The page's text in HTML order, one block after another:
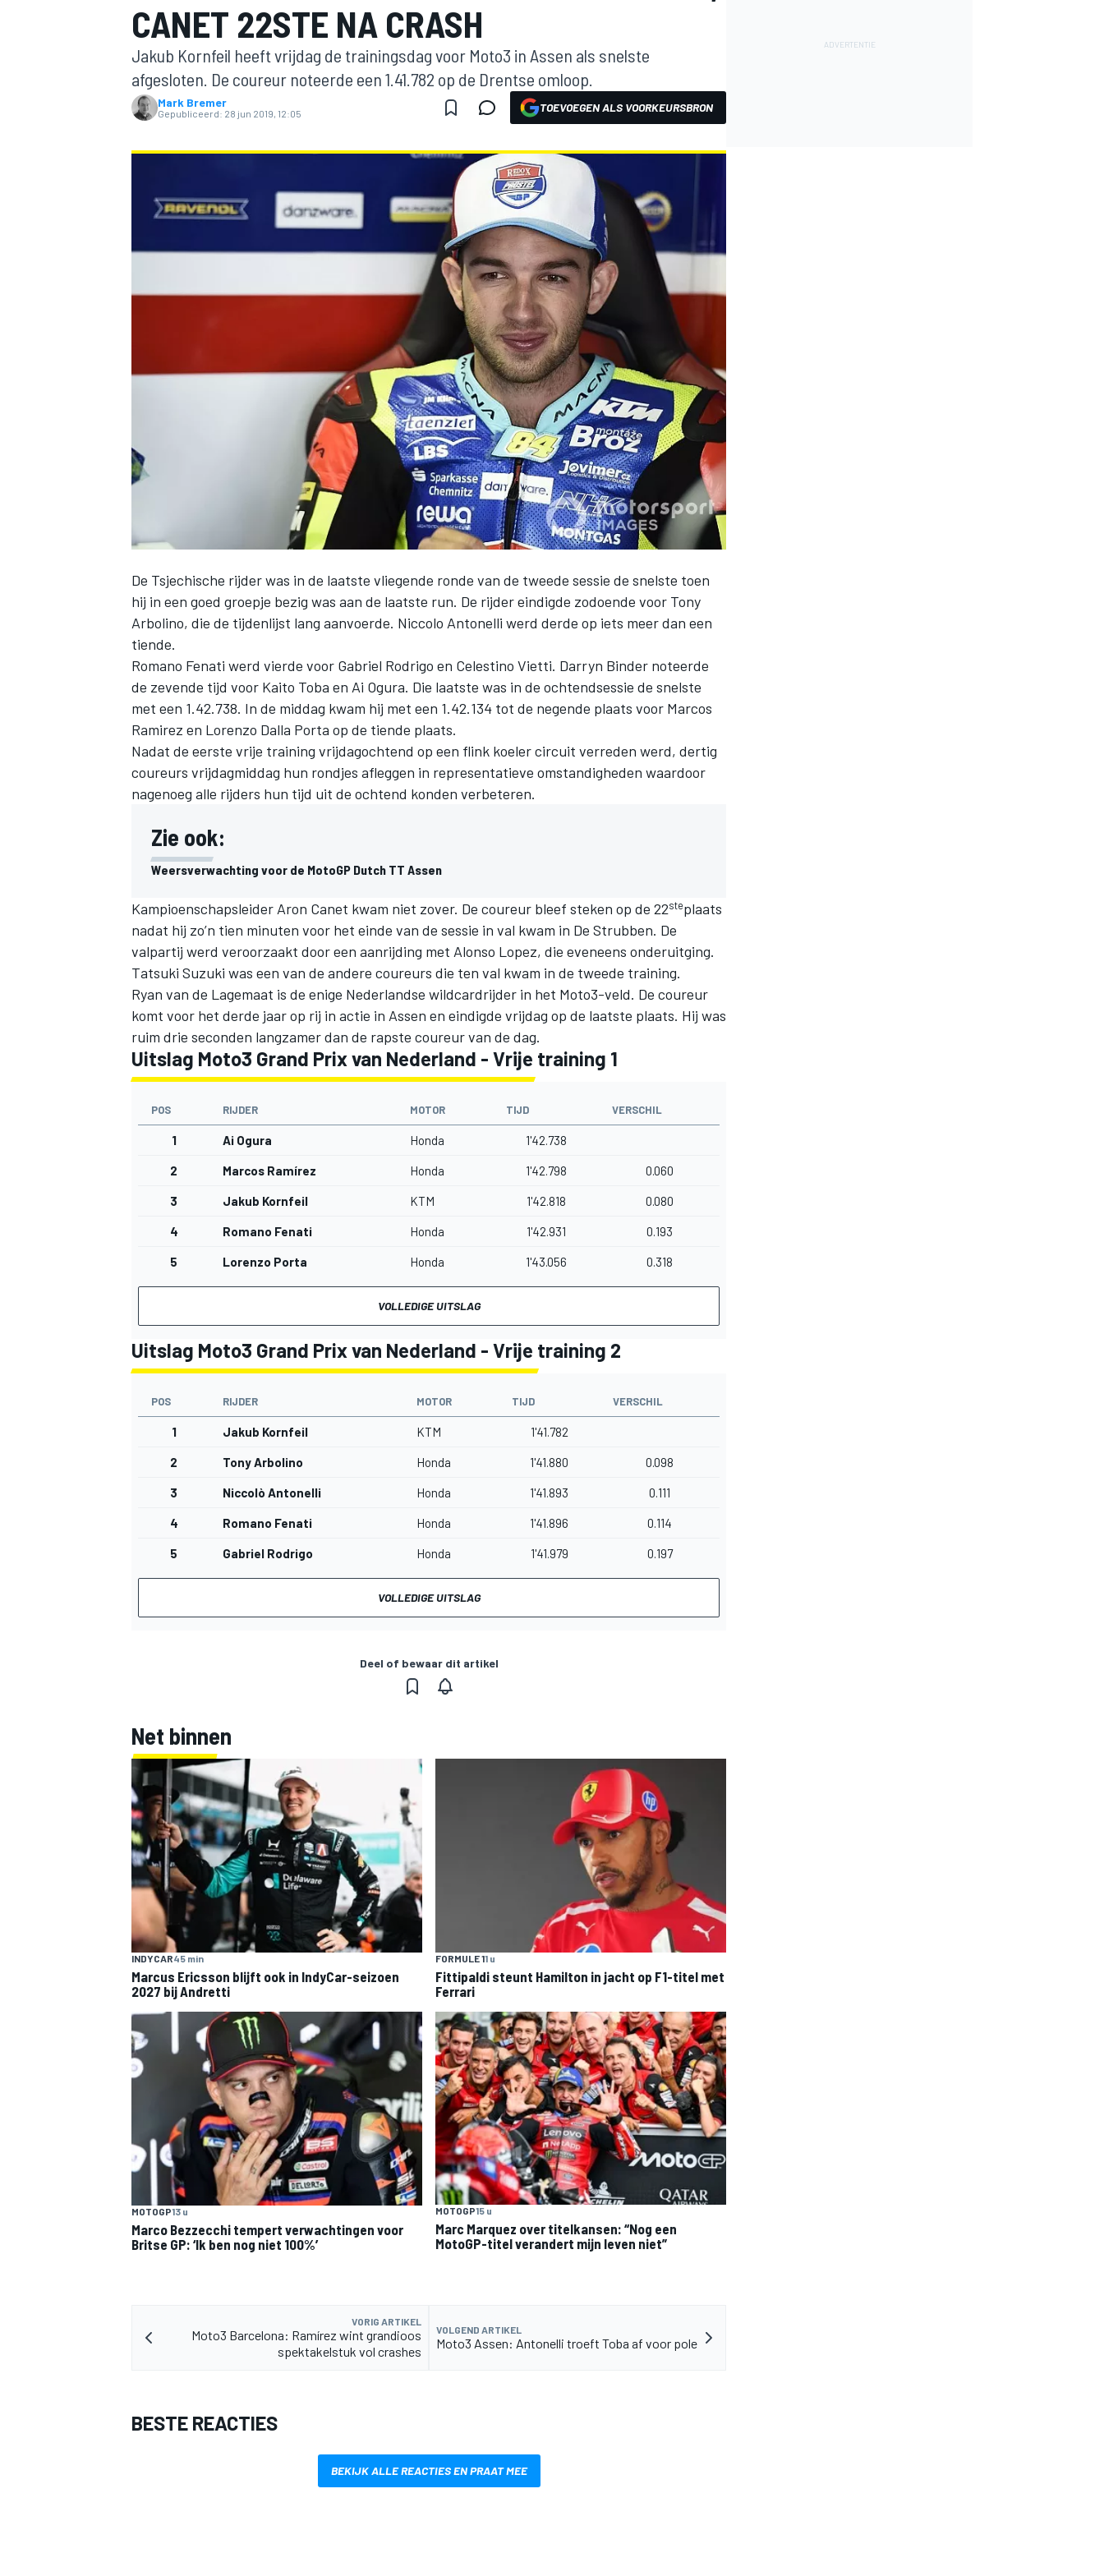
WEC DTM
MEER RACEKLASSEN
CANET 22STE NA CRASH
Jakub Kornfeil heeft vrijdag de trainingsdag voor Moto3 in Assen als snelste
afgesloten. De coureur noteerde een 1.41.782 op de Drentse omloop.
Mark Bremer
Gepubliceerd: 28 jun 2019, 12:05 TOEVOEGEN ALS VOORKEURSBRON
De Tsjechische rijder was in de laatste vliegende ronde van de tweede sessie de snelste toen
hij in een goed groepje bezig was aan de laatste run. De rijder eindigde zodoende voor Tony
Arbolino, die de tijdenlijst lang aanvoerde. Niccolo Antonelli werd derde op iets meer dan een
tiende.
Romano Fenati werd vierde voor Gabriel Rodrigo en Celestino Vietti. Darryn Binder noteerde
de zevende tijd voor Kaito Toba en Ai Ogura. Die laatste was in de ochtendsessie de snelste
met een 1.42.738. In de middag kwam hij met een 1.42.134 tot de negende plaats voor Marcos
Ramirez en Lorenzo Dalla Porta op de tiende plaats.
Nadat de eerste vrije training vrijdagochtend op een flink koeler circuit verreden werd, dertig
coureurs vrijdagmiddag hun rondjes afleggen in representatieve omstandigheden waardoor
nagenoeg alle rijders hun tijd uit de ochtend konden verbeteren.
Zie ook:
Weersverwachting voor de MotoGP Dutch TT Assen
Kampioenschapsleider Aron Canet kwam niet zover. De coureur bleef steken op de 22steplaats
nadat hij zo’n tien minuten voor het einde van de sessie in val kwam in De Strubben. De
valpartij werd veroorzaakt door een aanrijding met Alonso Lopez, die eveneens onderuitging.
Tatsuki Suzuki was een van de andere coureurs die ten val kwam in de tweede training.
Ryan van de Lagemaat is de enige Nederlandse wildcardrijder in het Moto3-veld. De coureur
komt voor het derde jaar op rij in actie in Assen en eindigde vrijdag op de laatste plaats. Hij was
ruim drie seconden langzamer dan de rapste coureur van de dag.
Uitslag Moto3 Grand Prix van Nederland - Vrije training 1
POS RIJDER MOTOR TIJD VERSCHIL
1 Ai Ogura Honda 1'42.738
2 Marcos Ramírez Honda 1'42.798 0.060
3 Jakub Kornfeil KTM 1'42.818 0.080
4 Romano Fenati Honda 1'42.931 0.193
5 Lorenzo Porta Honda 1'43.056 0.318
VOLLEDIGE UITSLAG
Uitslag Moto3 Grand Prix van Nederland - Vrije training 2
POS RIJDER MOTOR TIJD VERSCHIL
1 Jakub Kornfeil KTM 1'41.782
2 Tony Arbolino Honda 1'41.880 0.098
3 Niccolò Antonelli Honda 1'41.893 0.111
4 Romano Fenati Honda 1'41.896 0.114
5 Gabriel Rodrigo Honda 1'41.979 0.197
VOLLEDIGE UITSLAG
Deel of bewaar dit artikel
Net binnen
INDYCAR45 min
Marcus Ericsson blijft ook in IndyCar-seizoen
2027 bij Andretti
FORMULE 11 u
Fittipaldi steunt Hamilton in jacht op F1-titel met
Ferrari
MOTOGP13 u
Marco Bezzecchi tempert verwachtingen voor
Britse GP: ‘Ik ben nog niet 100%’
MOTOGP15 u
Marc Marquez over titelkansen: “Nog een
MotoGP-titel verandert mijn leven niet”
VORIG ARTIKEL
Moto3 Barcelona: Ramírez wint grandioos
spektakelstuk vol crashes
VOLGEND ARTIKEL
Moto3 Assen: Antonelli troeft Toba af voor pole
BESTE REACTIES
BEKIJK ALLE REACTIES EN PRAAT MEE